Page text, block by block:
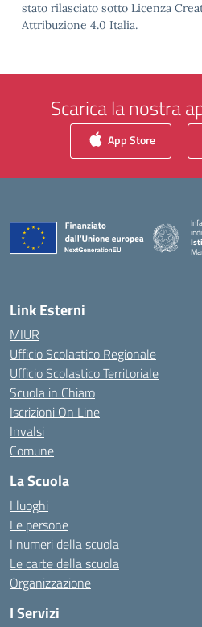
stato rilasciato sotto Licenza
Attribuzione 4.0 Italia.
Scarica la nostra
App Store
Link Esterni
MIUR
Ufficio Scolastico Regionale
Ufficio Scolastico Territoriale
Scuola in Chiaro
Iscrizioni On Line
Invalsi
Comune
La Scuola
I luoghi
Le persone
I numeri della scuola
Le carte della scuola
Organizzazione
I Servizi